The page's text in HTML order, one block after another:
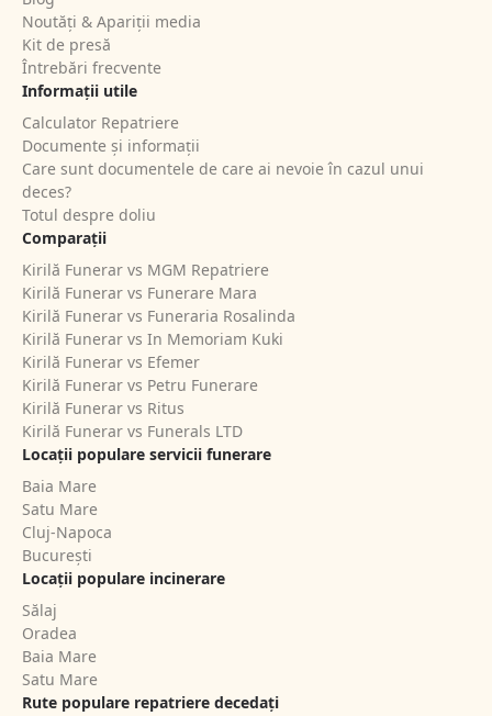
Noutăți & Apariții media
Kit de presă
Întrebări frecvente
Informații utile
Calculator Repatriere
Documente și informații
Care sunt documentele de care ai nevoie în cazul unui
deces?
Totul despre doliu
Comparații
Kirilă Funerar vs MGM Repatriere
Kirilă Funerar vs Funerare Mara
Kirilă Funerar vs Funeraria Rosalinda
Kirilă Funerar vs In Memoriam Kuki
Kirilă Funerar vs Efemer
Kirilă Funerar vs Petru Funerare
Kirilă Funerar vs Ritus
Kirilă Funerar vs Funerals LTD
Locații populare servicii funerare
Baia Mare
Satu Mare
Cluj-Napoca
București
Locații populare incinerare
Sălaj
Oradea
Baia Mare
Satu Mare
Rute populare repatriere decedați